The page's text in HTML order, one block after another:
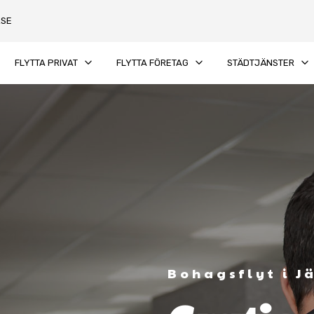
FLYTTA PRIVAT keyboard_arrow_down FLYTTA FÖRETAG keyboard_arrow_down STÄDTJÄNSTER keyboard_arrow_down
Bohagsflyt i